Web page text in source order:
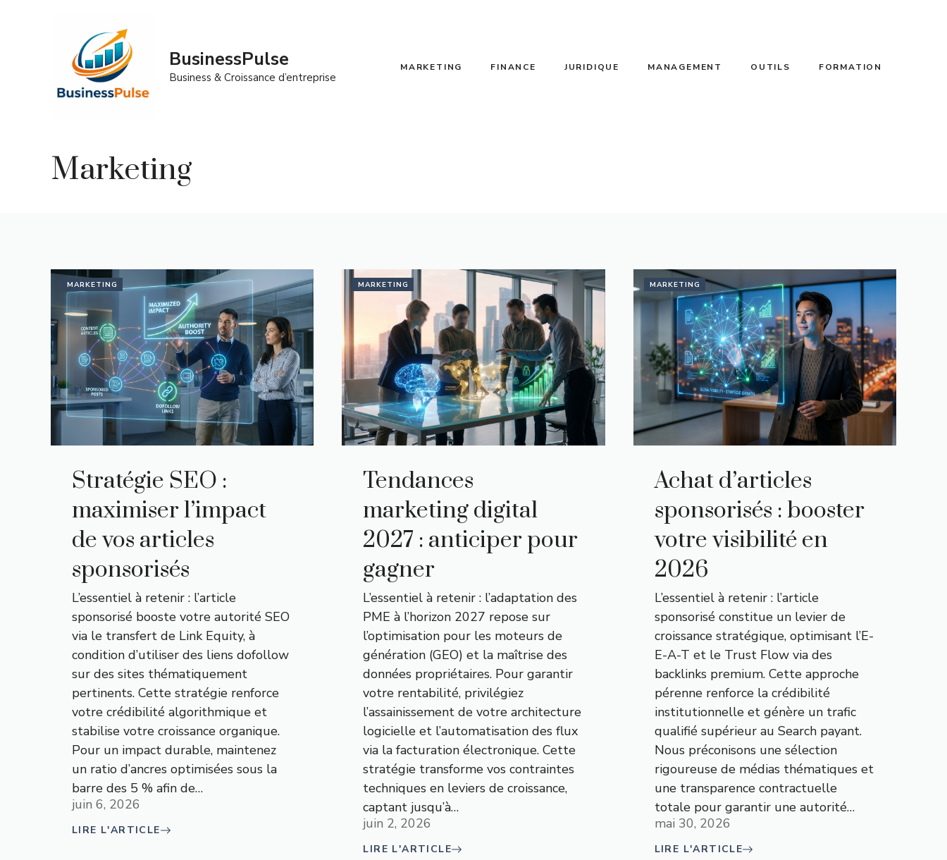
BusinessPulse
Business & Croissance d’entreprise
MARKETING FINANCE JURIDIQUE MANAGEMENT OUTILS FORMATION
Marketing
MARKETING
Stratégie SEO :
maximiser l’impact
de vos articles
sponsorisés
L’essentiel à retenir : l’article
sponsorisé booste votre autorité SEO
via le transfert de Link Equity, à
condition d’utiliser des liens dofollow
sur des sites thématiquement
pertinents. Cette stratégie renforce
votre crédibilité algorithmique et
stabilise votre croissance organique.
Pour un impact durable, maintenez
un ratio d’ancres optimisées sous la
barre des 5 % afin de…
juin 6, 2026
LIRE L'ARTICLE
MARKETING
Tendances
marketing digital
2027 : anticiper pour
gagner
L’essentiel à retenir : l’adaptation des
PME à l’horizon 2027 repose sur
l’optimisation pour les moteurs de
génération (GEO) et la maîtrise des
données propriétaires. Pour garantir
votre rentabilité, privilégiez
l’assainissement de votre architecture
logicielle et l’automatisation des flux
via la facturation électronique. Cette
stratégie transforme vos contraintes
techniques en leviers de croissance,
captant jusqu’à…
juin 2, 2026
LIRE L'ARTICLE
MARKETING
Achat d’articles
sponsorisés : booster
votre visibilité en
2026
L’essentiel à retenir : l’article
sponsorisé constitue un levier de
croissance stratégique, optimisant l’E-
E-A-T et le Trust Flow via des
backlinks premium. Cette approche
pérenne renforce la crédibilité
institutionnelle et génère un trafic
qualifié supérieur au Search payant.
Nous préconisons une sélection
rigoureuse de médias thématiques et
une transparence contractuelle
totale pour garantir une autorité…
mai 30, 2026
LIRE L'ARTICLE